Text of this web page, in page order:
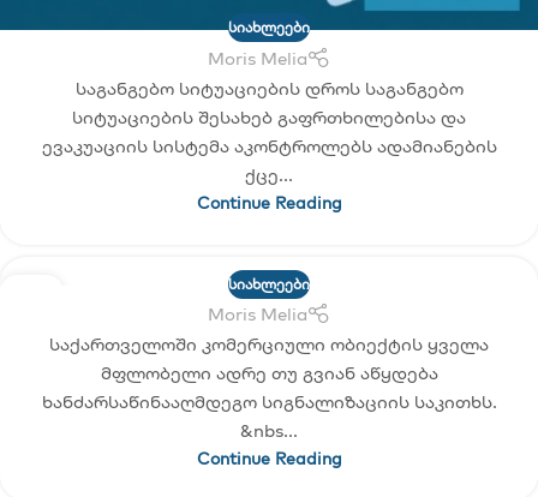
ᲡᲘᲐᲮᲚᲔᲔᲑᲘ
Moris Melia
საგანგებო სიტუაციების დროს საგანგებო
სიტუაციების შესახებ გაფრთხილებისა და
ევაკუაციის სისტემა აკონტროლებს ადამიანების
ქცე...
Continue Reading
ᲡᲘᲐᲮᲚᲔᲔᲑᲘ
Moris Melia
საქართველოში კომერციული ობიექტის ყველა
მფლობელი ადრე თუ გვიან აწყდება
ხანძარსაწინააღმდეგო სიგნალიზაციის საკითხს.
&nbs...
Continue Reading